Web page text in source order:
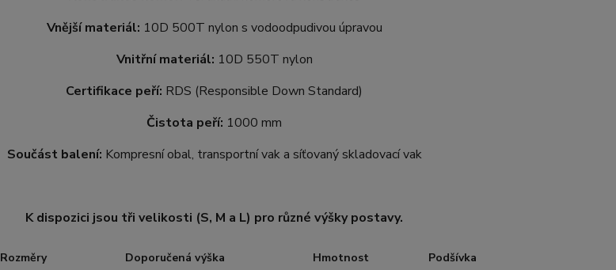
Vnější materiál: 10D 500T nylon s vodoodpudivou úpravou
Vnitřní materiál: 10D 550T nylon
Certifikace peří: RDS (Responsible Down Standard)
Čistota peří: 1000 mm
Součást balení: Kompresní obal, transportní vak a síťovaný skladovací vak
K dispozici jsou tři velikosti (S, M a L) pro různé výšky postavy.
Rozměry Doporučená výška Hmotnost Podšívka